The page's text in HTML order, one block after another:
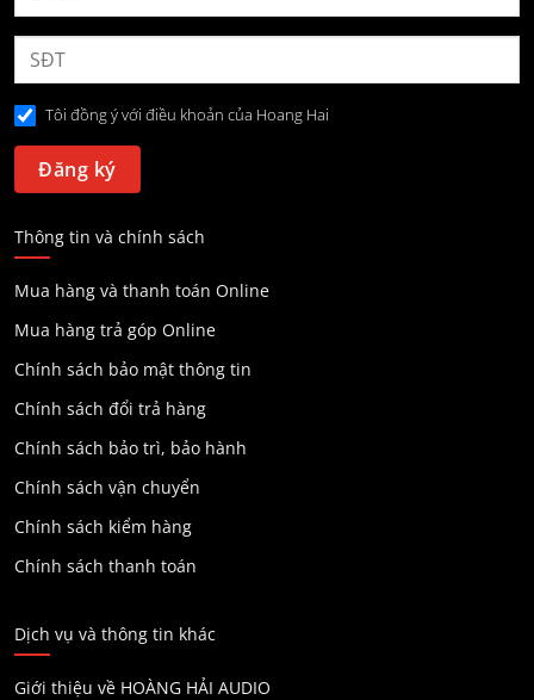
Tôi đồng ý với điều khoản của Hoang Hai
Thông tin và chính sách
Mua hàng và thanh toán Online
Mua hàng trả góp Online
Chính sách bảo mật thông tin
Chính sách đổi trả hàng
Chính sách bảo trì, bảo hành
Chính sách vận chuyển
Chính sách kiểm hàng
Chính sách thanh toán
Dịch vụ và thông tin khác
Giới thiệu về HOÀNG HẢI AUDIO